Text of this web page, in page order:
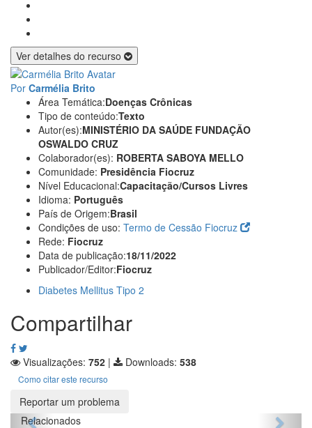
Ver detalhes do recurso
Por Carmélia Brito
Área Temática:Doenças Crônicas
Tipo de conteúdo:Texto
Autor(es):MINISTÉRIO DA SAÚDE FUNDAÇÃO
OSWALDO CRUZ
Colaborador(es): ROBERTA SABOYA MELLO
Comunidade: Presidência Fiocruz
Nível Educacional:Capacitação/Cursos Livres
Idioma: Português
País de Origem:Brasil
Condições de uso: Termo de Cessão Fiocruz
Rede: Fiocruz
Data de publicação:18/11/2022
Publicador/Editor:Fiocruz
Diabetes Mellitus Tipo 2
Compartilhar
Visualizações: 752 | Downloads: 538
Como citar este recurso
Reportar um problema
Relacionados